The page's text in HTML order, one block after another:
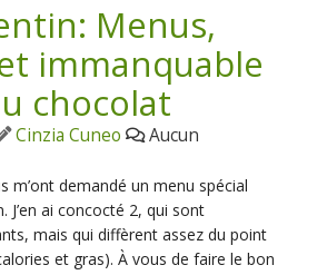
Menus,
immanquable
chocolat
Cinzia Cuneo
Aucun
m’ont demandé un menu spécial
J’en ai concocté 2, qui sont
mais qui diffèrent assez du point
et gras). À vous de faire le bon